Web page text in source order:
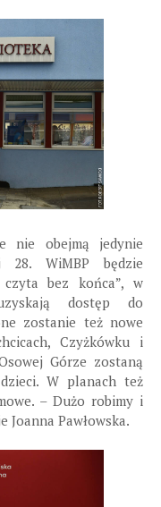
nie obejmą jedynie
WiMBP będzie
czyta bez końca”, w
dostęp do
zostanie też nowe
Czyżkówku i
Górze zostaną
W planach też
– Dużo robimy i
Joanna Pawłowska.